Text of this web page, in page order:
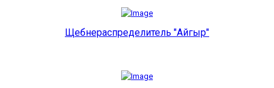
Щебнераспределитель "Айгыр"